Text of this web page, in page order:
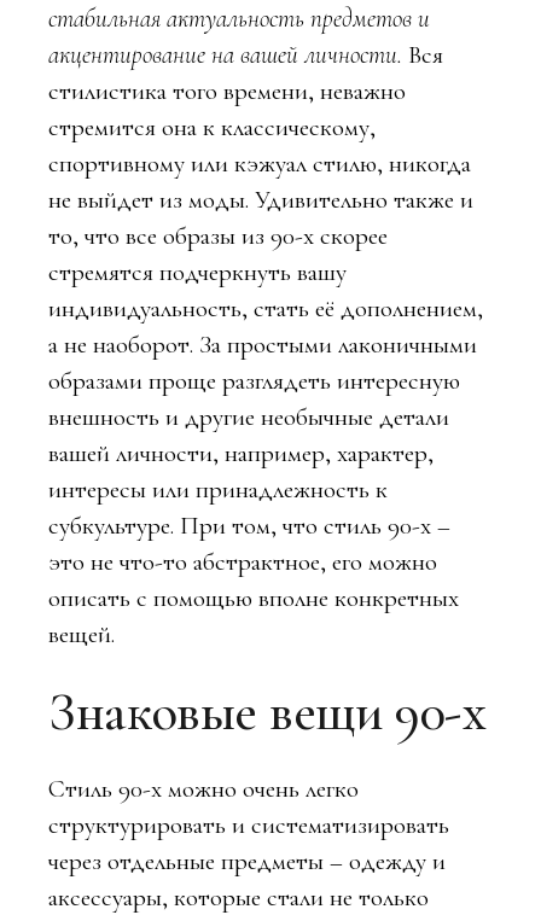
стабильная актуальность предметов и
акцентирование на вашей личности. Вся
стилистика того времени, неважно
стремится она к классическому,
спортивному или кэжуал стилю, никогда
не выйдет из моды. Удивительно также и
то, что все образы из 90-х скорее
стремятся подчеркнуть вашу
индивидуальность, стать её дополнением,
а не наоборот. За простыми лаконичными
образами проще разглядеть интересную
внешность и другие необычные детали
вашей личности, например, характер,
интересы или принадлежность к
субкультуре. При том, что стиль 90-х –
это не что-то абстрактное, его можно
описать с помощью вполне конкретных
вещей.
Знаковые вещи 90-х
Стиль 90-х можно очень легко
структурировать и систематизировать
через отдельные предметы – одежду и
аксессуары, которые стали не только